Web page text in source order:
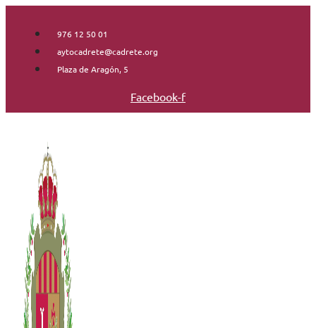
contenido
976 12 50 01
aytocadrete@cadrete.org
Plaza de Aragón, 5
Facebook-f